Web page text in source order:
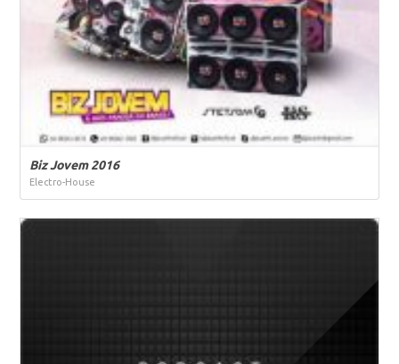
Biz Jovem 2016
Electro-House